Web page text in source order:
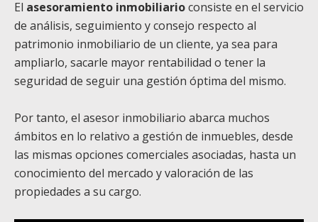
El asesoramiento inmobiliarioconsiste en el servicio
de análisis, seguimiento y consejo respecto al
patrimonio inmobiliario de un cliente, ya sea para
ampliarlo, sacarle mayor rentabilidad o tener la
seguridad de seguir una gestión óptima del mismo.
Por tanto, el asesor inmobiliario abarca muchos
ámbitos en lo relativo a gestión de inmuebles, desde
las mismas opciones comerciales asociadas, hasta un
conocimiento del mercado y valoración de las
propiedades a su cargo.